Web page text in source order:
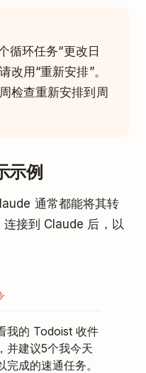
循环任务“更改日
改用“重新安排”。
检查重新安排到周
示例
通常都能将其转
接到 Claude 后，以
我的 Todoist 收件
并建议5个我今天
完成的速通任务。